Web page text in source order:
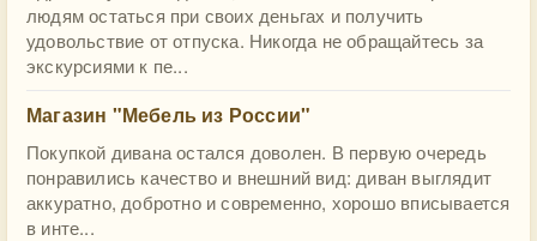
людям остаться при своих деньгах и получить
удовольствие от отпуска. Никогда не обращайтесь за
экскурсиями к пе...
Магазин "Мебель из России"
Покупкой дивана остался доволен. В первую очередь
понравились качество и внешний вид: диван выглядит
аккуратно, добротно и современно, хорошо вписывается
в инте...